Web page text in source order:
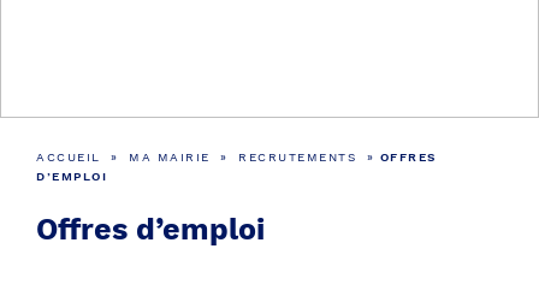
ACCUEIL » MA MAIRIE » RECRUTEMENTS » OFFRES
D’EMPLOI
Offres d’emploi